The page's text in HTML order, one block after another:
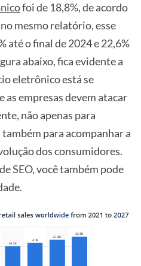
foi de 18,8%, de acordo
mesmo relatório, esse
até o final de 2024 e 22,6%
abaixo, fica evidente a
eletrônico está se
as empresas devem atacar
não apenas para
para acompanhar a
dos consumidores.
SEO, você também pode